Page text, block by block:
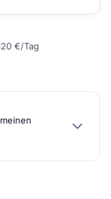
€/Tag